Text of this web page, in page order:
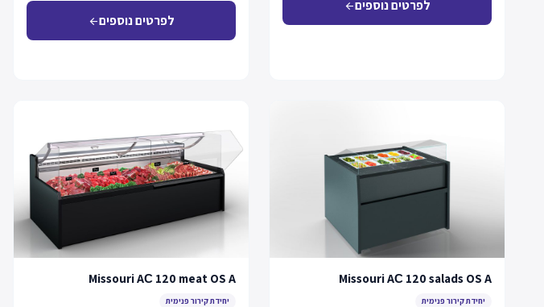
לפרטים נוספיםarrow_back
לפרטים נוספיםarrow_back
Missouri AС 120 salads OS A
יחידת קירור פנימית
Missouri AС 120 meat OS A
יחידת קירור פנימית